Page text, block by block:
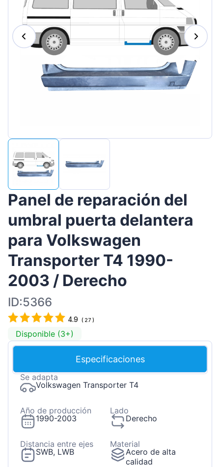
Magyar
Lietuvių
Slovenian
Latvian
Panel de reparación del
umbral puerta delantera
para Volkswagen
Transporter T4 1990-
2003 / Derecho
ID:5366
4.9 ( 27 )
Disponible (3+)
Especificaciones
Se adapta
Volkswagen Transporter T4
Año de producción
1990-2003
Lado
Derecho
Distancia entre ejes
SWB, LWB
Material
Acero de alta
calidad